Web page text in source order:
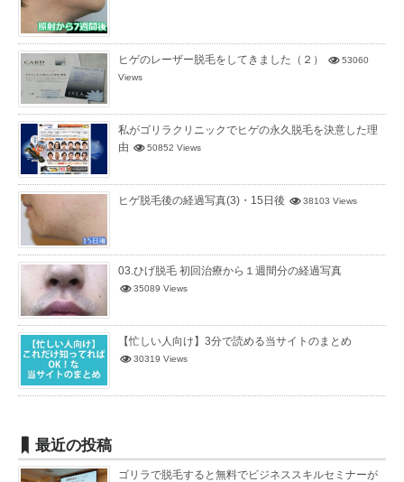
ヒゲのレーザー脱毛をしてきました（２）
53060
Views
私がゴリラクリニックでヒゲの永久脱毛を決意した理
由
50852 Views
ヒゲ脱毛後の経過写真(3)・15日後 38103 Views
03.ひげ脱毛 初回治療から１週間分の経過写真
35089 Views
【忙しい人向け】3分で読める当サイトのまとめ
30319 Views
最近の投稿
ゴリラで脱毛すると無料でビジネススキルセミナーが